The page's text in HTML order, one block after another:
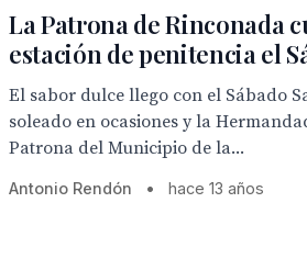
La Patrona de Rinconada
estación de penitencia el
El sabor dulce llego con el Sábado
soleado en ocasiones y la
Patrona del Municipio de la...
Antonio Rendón • hace 13 años